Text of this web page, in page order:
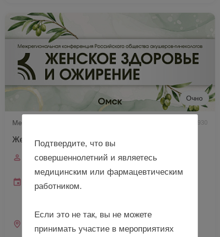
Очно
Межрегиональная конференция РОАГ 930
Женское здоровье и ожирение
Спикеры
19 сентября 2026
г. Омск, ул. Броз Тито, д. 2 (гостиница «Турист», зал
Подтвердите, что вы
совершеннолетний и являетесь
медицинским или фармацевтическим
работником.
Если это не так, вы не можете
принимать участие в мероприятиях